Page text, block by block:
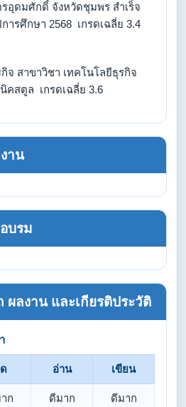
อุดมศักดิ์ จังหวัดชุมพร สำเร็จ
ารศึกษา 2568 เกรดเฉลี่ย 3.4
จ สาขาวิชา เทคโนโลยีธุรกิจ
คสตูล เกรดเฉลี่ย 3.6
าน
บรม
ผลงาน และเกียรติประวัติ
อ่าน เขียน
ก ดีมาก ดีมาก